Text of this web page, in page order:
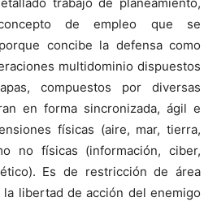
trabajo de planeamiento,
de empleo que se
porque concibe la defensa como
multidominio dispuestos
compuestos por diversas
en forma sincronizada, ágil e
físicas (aire, mar, tierra,
no físicas (información, ciber,
Es de restricción de área
libertad de acción del enemigo